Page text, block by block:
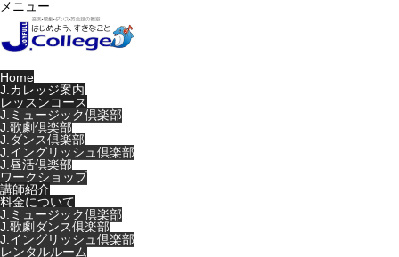
メニュー
Home
J.カレッジ案内
レッスンコース
J.ミュージック倶楽部
J.歌劇倶楽部
J.ダンス倶楽部
J.イングリッシュ倶楽部
J.昼活倶楽部
ワークショップ
講師紹介
料金について
J.ミュージック倶楽部
J.歌劇ダンス倶楽部
J.イングリッシュ倶楽部
レンタルルーム